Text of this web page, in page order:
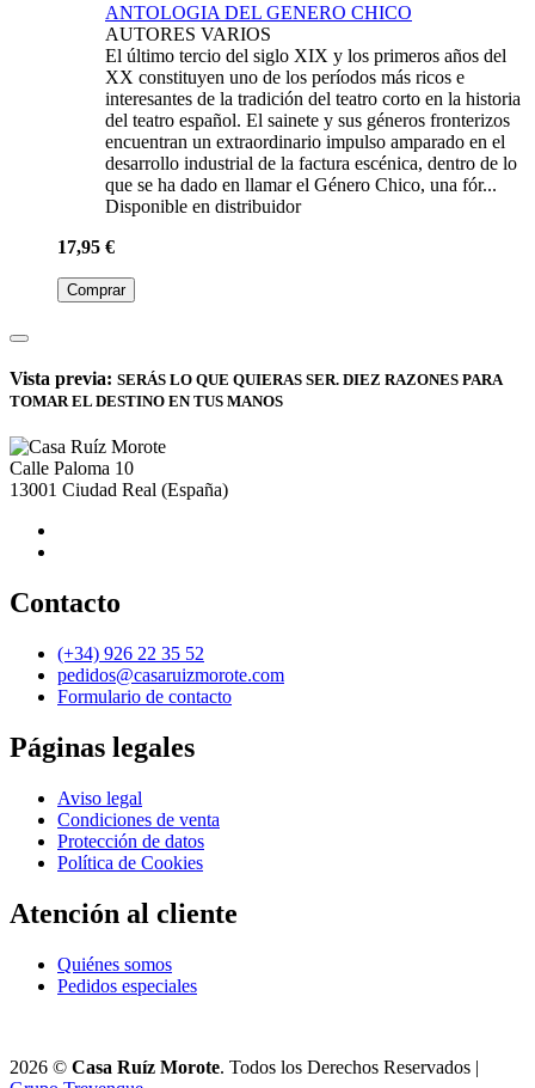
ANTOLOGIA DEL GENERO CHICO
AUTORES VARIOS
El último tercio del siglo XIX y los primeros años del
XX constituyen uno de los períodos más ricos e
interesantes de la tradición del teatro corto en la historia
del teatro español. El sainete y sus géneros fronterizos
encuentran un extraordinario impulso amparado en el
desarrollo industrial de la factura escénica, dentro de lo
que se ha dado en llamar el Género Chico, una fór...
Disponible en distribuidor
17,95 €
Comprar
Vista previa: SERÁS LO QUE QUIERAS SER. DIEZ RAZONES PARA
TOMAR EL DESTINO EN TUS MANOS
Calle Paloma 10
13001 Ciudad Real (España)
Contacto
(+34) 926 22 35 52
pedidos@casaruizmorote.com
Formulario de contacto
Páginas legales
Aviso legal
Condiciones de venta
Protección de datos
Política de Cookies
Atención al cliente
Quiénes somos
Pedidos especiales
2026 © Casa Ruíz Morote. Todos los Derechos Reservados |